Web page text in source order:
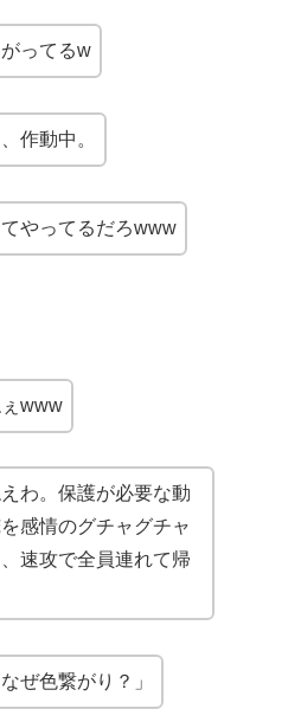
ってるw
、作動中。
やってるだろwww
www
わ。保護が必要な動
感情のグチャグチャ
速攻で全員連れて帰
ぜ色繋がり？」